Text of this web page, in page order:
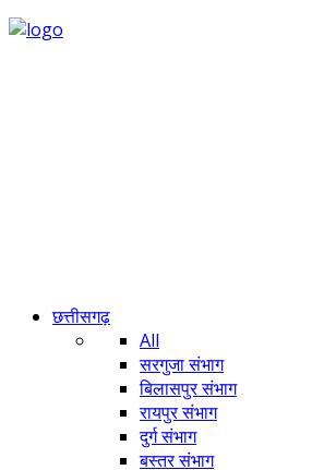
छत्तीसगढ़
All
सरगुजा संभाग
बिलासपुर संभाग
रायपुर संभाग
दुर्ग संभाग
बस्तर संभाग